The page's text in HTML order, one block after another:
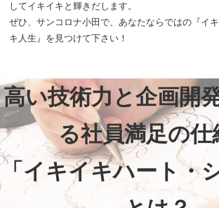
してイキイキと輝きだします。
ぜひ、サンコロナ小田で、あなたならではの『イ
キ人生』を見つけて下さい！
高い技術力と企画開
る社員満足の仕
「イキイキハート・